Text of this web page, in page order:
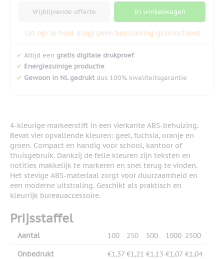
Vrijblijvende offerte In winkelwagen
Let op: Je hebt (nog) geen bedrukking geselecteerd
✔ Altijd een gratis digitale drukproef
✔ Energiezuinige productie
✔ Gewoon in NL gedruktdus 100% kwaliteitsgarantie
4-kleurige markeerstift in een vierkante ABS-behuizing.
Bevat vier opvallende kleuren: geel, fuchsia, oranje en
groen. Compact en handig voor school, kantoor of
thuisgebruik. Dankzij de felle kleuren zijn teksten en
notities makkelijk te markeren en snel terug te vinden.
Het stevige ABS-materiaal zorgt voor duurzaamheid en
een moderne uitstraling. Geschikt als praktisch en
kleurrijk bureauaccessoire.
Prijsstaffel
Aantal 100 250 500 1000 2500
Onbedrukt €1,37 €1,21 €1,13 €1,07 €1,04